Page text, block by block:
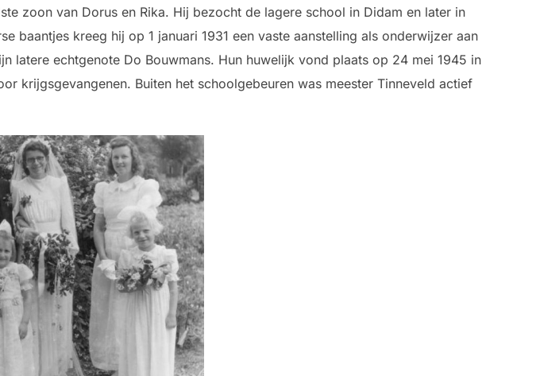
zoon van Dorus en Rika. Hij bezocht de lagere school in Didam en later in
baantjes kreeg hij op 1 januari 1931 een vaste aanstelling als onderwijzer aan
latere echtgenote Do Bouwmans. Hun huwelijk vond plaats op 24 mei 1945 in
krijgsgevangenen. Buiten het schoolgebeuren was meester Tinneveld actief